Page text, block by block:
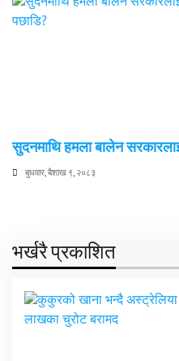
सुदनमाथि हमला बालेन
बुधवार, बैशाख ९, २०८३
भर्खरै प्रकाशित